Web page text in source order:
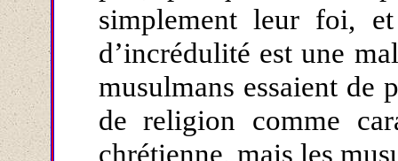
simplement leur foi, et
d’incrédulité est une
musulmans essaient de
de religion comme
chrétienne, mais les